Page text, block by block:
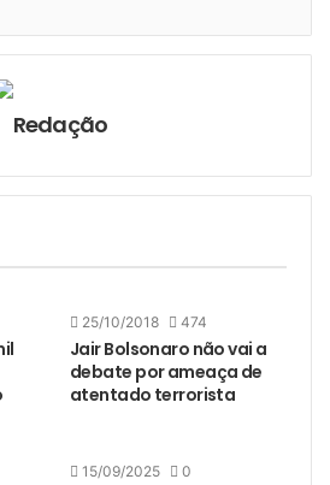
Redação
25/10/2018 474
Jair Bolsonaro não vai a
debate por ameaça de
atentado terrorista
15/09/2025 0